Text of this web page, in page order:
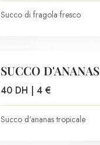
Succo di fragola fresco
SUCCO D'ANANAS
40 DH | 4 €
Succo d'ananas tropicale